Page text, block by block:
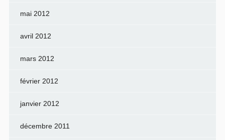
mai 2012
avril 2012
mars 2012
février 2012
janvier 2012
décembre 2011